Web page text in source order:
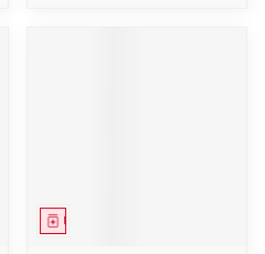
Médicament